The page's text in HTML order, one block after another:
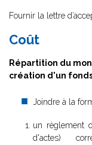
Fournir la lettre
Coût
Répartition du
création d'un
Joindre à la
un règlement
d'actes)